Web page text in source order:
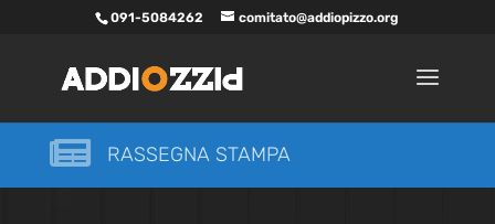
091-5084262 comitato@addiopizzo.org
 RASSEGNA STAMPA